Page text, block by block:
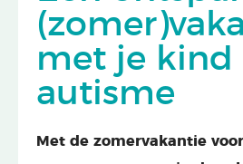
met je kind
autisme
Met de zomervakantie